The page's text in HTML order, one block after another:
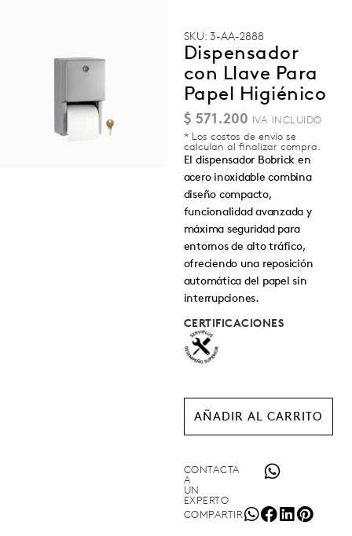
SKU: 3-AA-2888
Dispensador
con Llave Para
Papel Higiénico
$ 571.200
* Los costos de envío se
calculan al finalizar compra.
El dispensador Bobrick en
acero inoxidable combina
diseño compacto,
funcionalidad avanzada y
máxima seguridad para
entornos de alto tráfico,
ofreciendo una reposición
automática del papel sin
interrupciones.
CERTIFICACIONES
AÑADIR AL CARRITO
CONTACTA
A
UN
EXPERTO
COMPARTIR